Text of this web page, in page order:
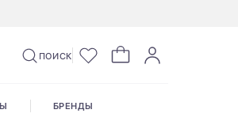
ПОИСК
БРЕНДЫ